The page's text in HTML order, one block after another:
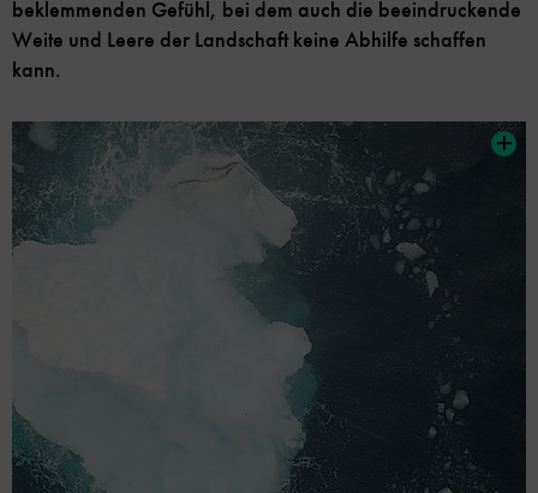
beklemmenden Gefühl, bei dem auch die beeindruckende
Weite und Leere der Landschaft keine Abhilfe schaffen
kann.